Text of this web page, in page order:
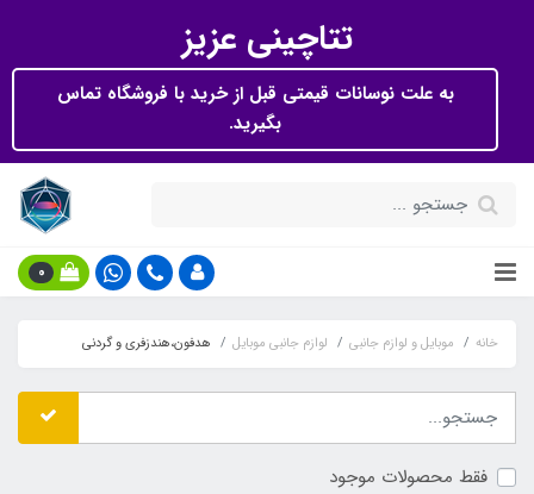
تتاچینی عزیز
به علت نوسانات قیمتی قبل از خرید با فروشگاه تماس
بگیرید.
0
خانه موبایل و لوازم جانبی لوازم جانبی موبایل هدفون،هندزفری و گردنی
فقط محصولات موجود